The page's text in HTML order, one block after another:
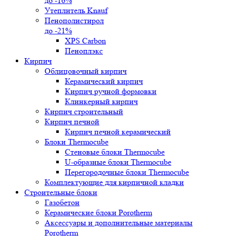
Утеплитель Knauf
Пенополистирол
до -21%
XPS Carbon
Пеноплэкс
Кирпич
Облицовочный кирпич
Керамический кирпич
Кирпич ручной формовки
Клинкерный кирпич
Кирпич строительный
Кирпич печной
Кирпич печной керамический
Блоки Thermocube
Стеновые блоки Thermocube
U-образные блоки Thermocube
Перегородочные блоки Thermocube
Комплектующие для кирпичной кладки
Строительные блоки
Газобетон
Керамические блоки Porotherm
Аксессуары и дополнительные материалы
Porotherm